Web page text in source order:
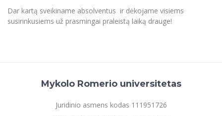
Studentams
Vilniaus Karaliaus Sedžiongo institutas
Frankofoniškų šalių studijų centras
Darbuotojams
Privatumo politika
Informacija naujiems darbuotojams
Studijų Moodle (studijų vykdymui)
Darbuotojų elektroninis paštas
darbuotojams (MFA)
Dar kartą sveikiname absolventus ir dėkojame visiems
susirinkusiems už prasmingai praleistą laiką drauge!
Mykolo Romerio universitetas
Juridinio asmens kodas 111951726